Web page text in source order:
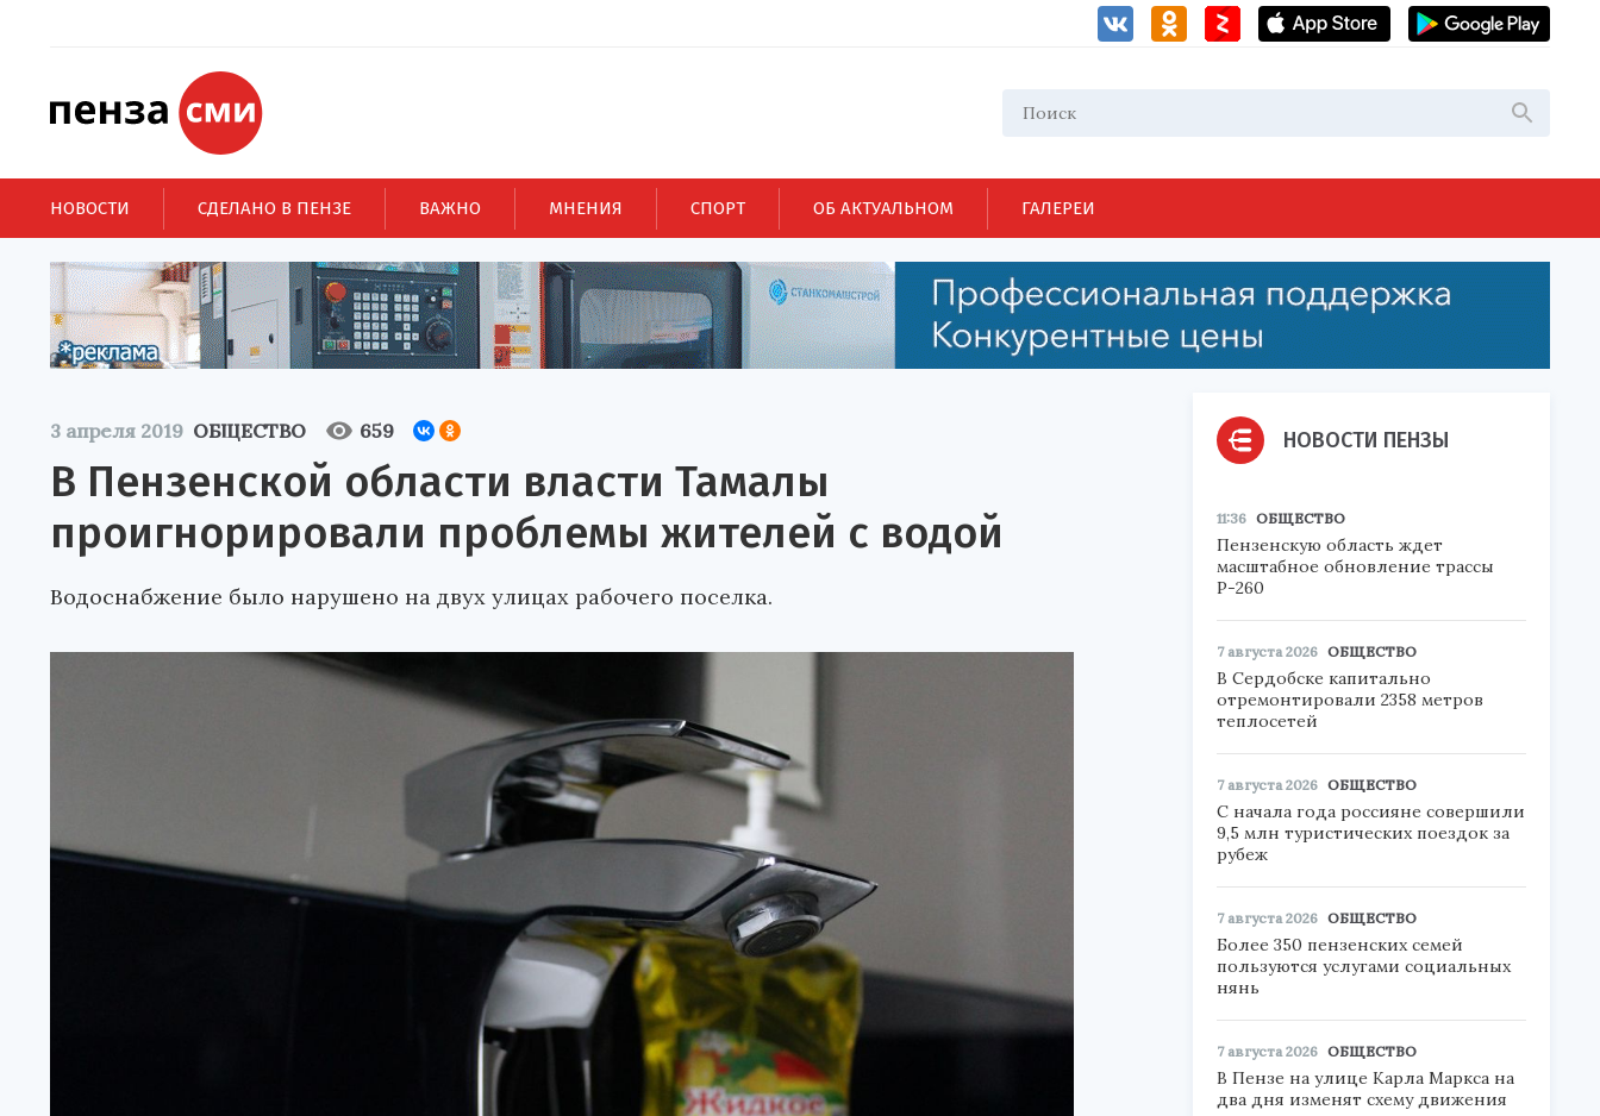
НОВОСТИ СДЕЛАНО В ПЕНЗЕ ВАЖНО МНЕНИЯ СПОРТ ОБ АКТУАЛЬНОМ ГАЛЕРЕИ
3 апреля 2019 ОБЩЕСТВО 659
В Пензенской области власти Тамалы
проигнорировали проблемы жителей с водой
Водоснабжение было нарушено на двух улицах рабочего поселка.
НОВОСТИ ПЕНЗЫ
11:36 ОБЩЕСТВО
Пензенскую область ждет
масштабное обновление трассы
Р-260
7 августа 2026 ОБЩЕСТВО
В Сердобске капитально
отремонтировали 2358 метров
теплосетей
7 августа 2026 ОБЩЕСТВО
С начала года россияне совершили
9,5 млн туристических поездок за
рубеж
7 августа 2026 ОБЩЕСТВО
Более 350 пензенских семей
пользуются услугами социальных
нянь
7 августа 2026 ОБЩЕСТВО
В Пензе на улице Карла Маркса на
два дня изменят схему движения